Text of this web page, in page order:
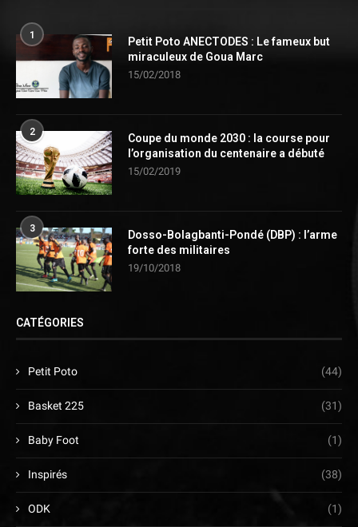
1
Petit Poto ANECTODES : Le fameux but
miraculeux de Goua Marc
15/02/2018
2
Coupe du monde 2030 : la course pour
l’organisation du centenaire a débuté
15/02/2019
3
Dosso-Bolagbanti-Pondé (DBP) : l’arme
forte des militaires
19/10/2018
CATÉGORIES
Petit Poto (44)
Basket 225 (31)
Baby Foot (1)
Inspirés (38)
ODK (1)